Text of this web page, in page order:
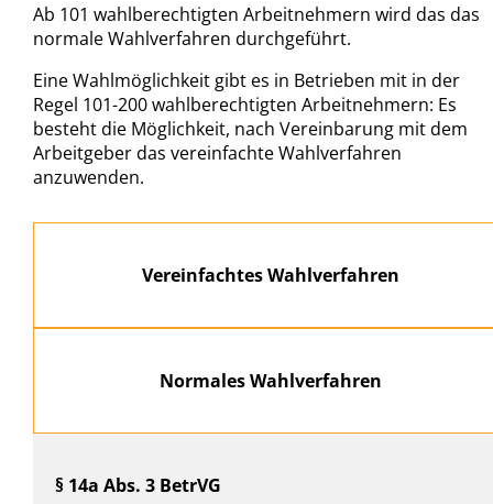
Ab 101 wahlberechtigten Arbeitnehmern wird das das
normale Wahlverfahren durchgeführt.
Eine Wahlmöglichkeit gibt es in Betrieben mit in der
Regel 101-200 wahlberechtigten Arbeitnehmern: Es
besteht die Möglichkeit, nach Vereinbarung mit dem
Arbeitgeber das vereinfachte Wahlverfahren
anzuwenden.
Vereinfachtes Wahlverfahren
Normales Wahlverfahren
§ 14a Abs. 3 BetrVG